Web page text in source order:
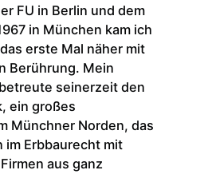
FU in Berlin und dem
in München kam ich
erste Mal näher mit
Berührung. Mein
seinerzeit den
ein großes
Münchner Norden, das
im Erbbaurecht mit
aus ganz